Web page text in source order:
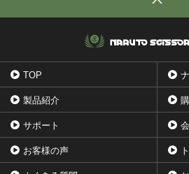
TOP
製品紹介
サポート
お客様の声